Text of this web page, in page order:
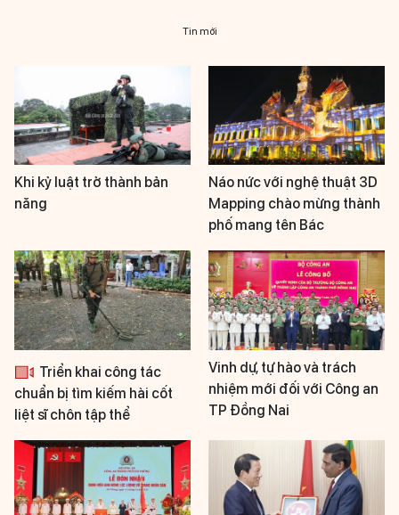
Tin mới
Khi kỷ luật trở thành bản
năng
Náo nức với nghệ thuật 3D
Mapping chào mừng thành
phố mang tên Bác
Triển khai công tác
chuẩn bị tìm kiếm hài cốt
liệt sĩ chôn tập thể
Vinh dự, tự hào và trách
nhiệm mới đối với Công an
TP Đồng Nai